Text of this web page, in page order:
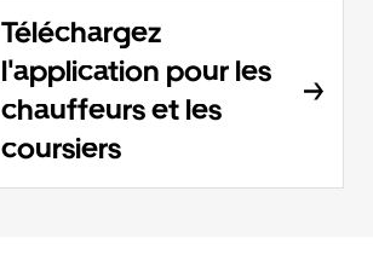
Téléchargez
l'application pour les
chauffeurs et les
coursiers